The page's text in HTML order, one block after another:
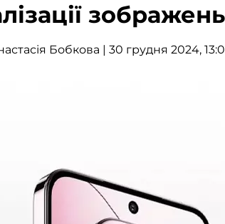
зображень
Бобкова | 30 грудня 2024,